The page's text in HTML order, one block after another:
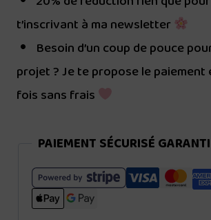
t’inscrivant à ma newsletter
Besoin d’un coup de pouce
projet ? Je te propose le paiement
fois sans frais
PAIEMENT SÉCURISÉ GARANTI